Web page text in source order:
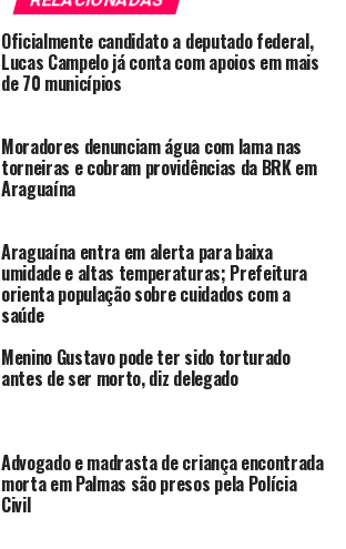
Oficialmente candidato a deputado federal,
Lucas Campelo já conta com apoios em mais
de 70 municípios
Moradores denunciam água com lama nas
torneiras e cobram providências da BRK em
Araguaína
Araguaína entra em alerta para baixa
umidade e altas temperaturas; Prefeitura
orienta população sobre cuidados com a
saúde
Menino Gustavo pode ter sido torturado
antes de ser morto, diz delegado
Advogado e madrasta de criança encontrada
morta em Palmas são presos pela Polícia
Civil